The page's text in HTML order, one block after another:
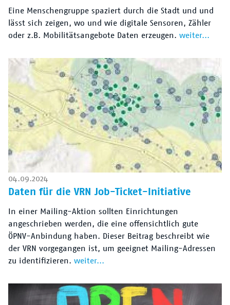
Eine Menschengruppe spaziert durch die Stadt und und
lässt sich zeigen, wo und wie digitale Sensoren, Zähler
oder z.B. Mobilitätsangebote Daten erzeugen. weiter...
04.09.2024
Daten für die VRN Job-Ticket-Initiative
In einer Mailing-Aktion sollten Einrichtungen
angeschrieben werden, die eine offensichtlich gute
ÖPNV-Anbindung haben. Dieser Beitrag beschreibt wie
der VRN vorgegangen ist, um geeignet Mailing-Adressen
zu identifizieren. weiter...